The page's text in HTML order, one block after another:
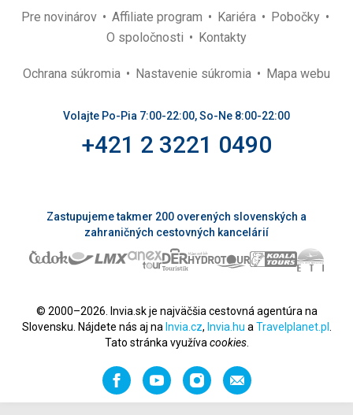
Pre novinárov Affiliate program Kariéra
Pobočky
O spoločnosti
Kontakty
Ochrana súkromia Nastavenie súkromia Mapa webu
Volajte Po-Pia 7:00-22:00, So-Ne 8:00-22:00
+421 2 3221 0490
Zastupujeme takmer 200 overených slovenských a
zahraničných cestovných kancelárií
© 2000–2026. Invia.sk je najväčšia cestovná agentúra na
Slovensku. Nájdete nás aj na Invia.cz, Invia.hu a Travelplanet.pl
Tato stránka využíva cookies.
FacebookYouTubeInstagramOdporučiť